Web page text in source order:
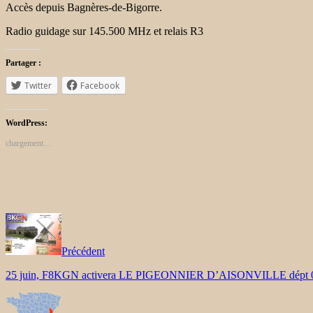
Accès depuis Bagnères-de-Bigorre.
Radio guidage sur 145.500 MHz et relais R3
Partager :
Twitter Facebook
WordPress:
chargement…
Précédent
25 juin, F8KGN activera LE PIGEONNIER D’AISONVILLE dépt